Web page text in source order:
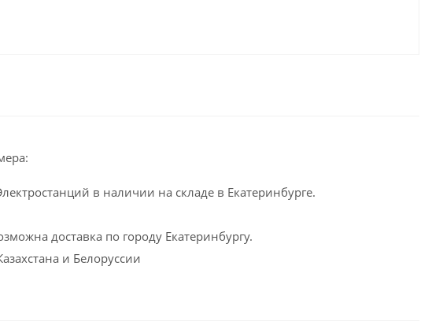
в наличии на складе в Екатеринбурге.
доставка по городу Екатеринбургу.
и Белоруссии